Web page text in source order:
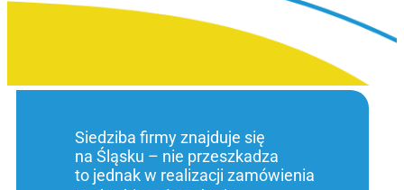
Siedziba firmy znajduje się
na Śląsku – nie przeszkadza
to jednak w realizacji zamówienia